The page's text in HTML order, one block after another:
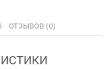
ОТЗЫВОВ (0)